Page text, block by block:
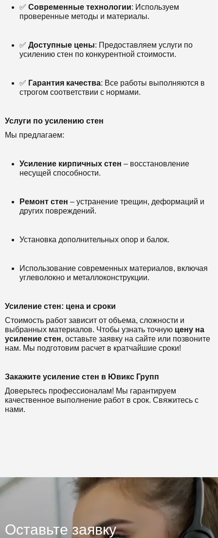
✅ Современные технологии: Используем
проверенные методы и материалы.
✅ Доступные цены: Предоставляем услуги по
усилению стен по конкурентной стоимости.
✅ Гарантия качества: Все работы выполняются в
строгом соответствии с нормами.
Услуги по усилению стен
Мы предлагаем:
Усиление кирпичных стен – восстановление
несущей способности.
Ремонт стен – устранение трещин, деформаций и
других повреждений.
Установка дополнительных опор и балок.
Использование современных материалов, включая
углеволокно и металлоконструкции.
Усиление стен: цена и сроки
Стоимость работ зависит от объема, сложности и
выбранных материалов. Чтобы узнать точную цену на
усиление стен, оставьте заявку на сайте или позвоните
нам. Мы подготовим расчет в кратчайшие сроки!
Закажите усиление стен в Ювикс Групп
Доверьтесь профессионалам! Мы гарантируем
качественное выполнение работ в срок. Свяжитесь с
нами.
Оставьте заявку